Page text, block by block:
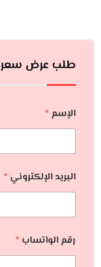
طلب عرض سعر
الإسم *
البريد الإلكتروني *
رقم الواتساب *